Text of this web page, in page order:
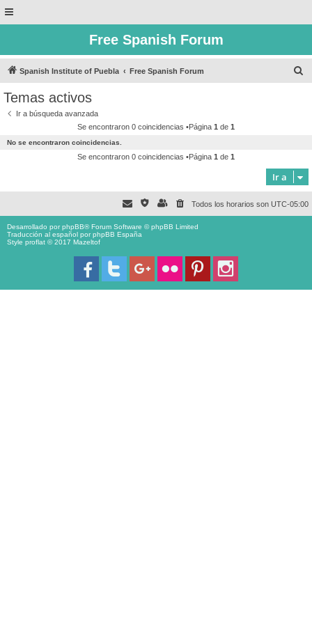
Free Spanish Forum
Spanish Institute of Puebla Free Spanish Forum
Temas activos
Ir a búsqueda avanzada
Se encontraron 0 coincidencias •Página 1 de 1
No se encontraron coincidencias.
Se encontraron 0 coincidencias •Página 1 de 1
Ir a
Todos los horarios son UTC-05:00
Desarrollado porphpBB® Forum Software © phpBB Limited
Traducción al español porphpBB España
Style proflat © 2017 Mazeltof